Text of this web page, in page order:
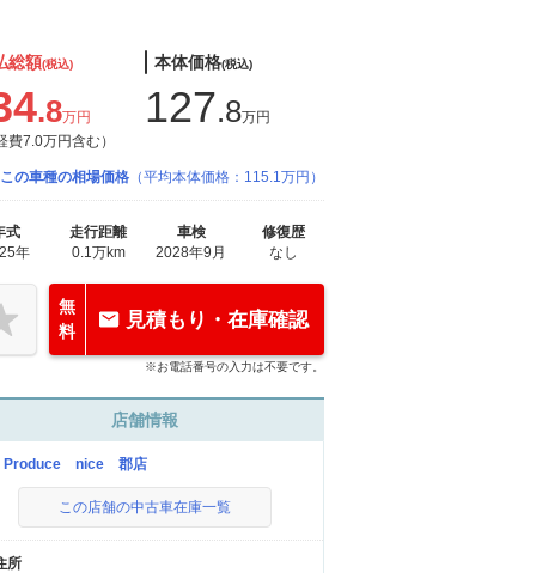
総額(税込)
.8万円
費7.0万円含む）
本体価格(税込)
127.8万円
この車種の相場価格 （平均本体価格：115.1万円）
式
年
走行距離
0.1万km
車検
2028年9月
修復歴
なし
無
料
見積もり・在庫確認
※お電話番号の入力は不要です。
店舗情報
nice 郡店
この店舗の中古車在庫一覧
所